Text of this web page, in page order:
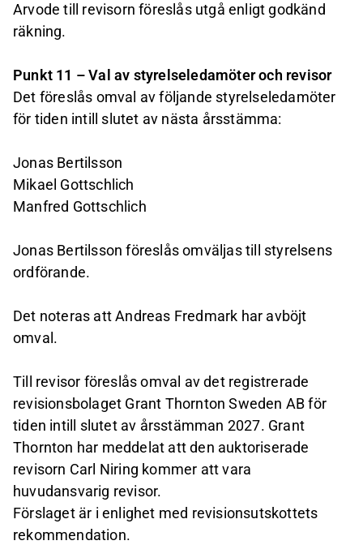
Arvode till revisorn föreslås utgå enligt godkänd
räkning.
Punkt 11 – Val av styrelseledamöter och revisor
Det föreslås omval av följande styrelseledamöter
för tiden intill slutet av nästa årsstämma:
Jonas Bertilsson
Mikael Gottschlich
Manfred Gottschlich
Jonas Bertilsson föreslås omväljas till styrelsens
ordförande.
Det noteras att Andreas Fredmark har avböjt
omval.
Till revisor föreslås omval av det registrerade
revisionsbolaget Grant Thornton Sweden AB för
tiden intill slutet av årsstämman 2027. Grant
Thornton har meddelat att den auktoriserade
revisorn Carl Niring kommer att vara
huvudansvarig revisor.
Förslaget är i enlighet med revisionsutskottets
rekommendation.